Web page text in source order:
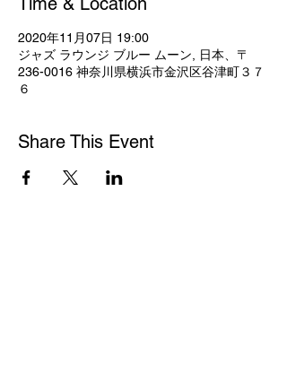
2020年11月07日 19:00
ジャズ ラウンジ ブルー ムーン, 日本、〒
236-0016 神奈川県横浜市金沢区谷津町３７
６
Share This Event